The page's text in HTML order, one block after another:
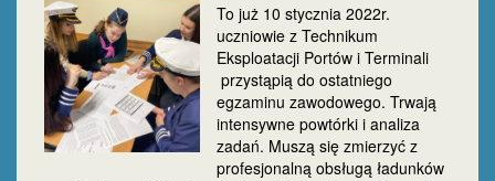
To już 10 stycznia 2022r.
uczniowie z Technikum
Eksploatacji Portów i Terminali
przystąpią do ostatniego
egzaminu zawodowego. Trwają
intensywne powtórki i analiza
zadań. Muszą się zmierzyć z
profesjonalną obsługą ładunków